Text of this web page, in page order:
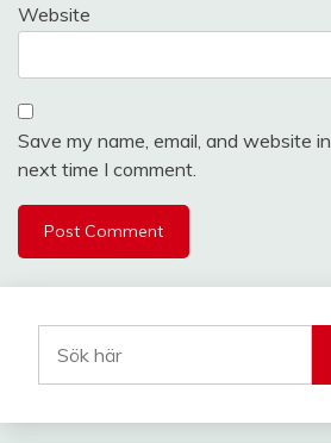
Website
Save my name, email, and website
next time I comment.